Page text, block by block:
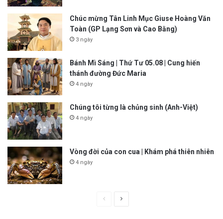
Chúc mừng Tân Linh Mục Giuse Hoàng Văn
Toàn (GP Lạng Sơn và Cao Bằng)
3 ngày
Bánh Mì Sáng | Thứ Tư 05.08 | Cung hiến
thánh đường Đức Maria
4 ngày
Chúng tôi từng là chủng sinh (Anh-Việt)
4 ngày
Vòng đời của con cua | Khám phá thiên nhiên
4 ngày